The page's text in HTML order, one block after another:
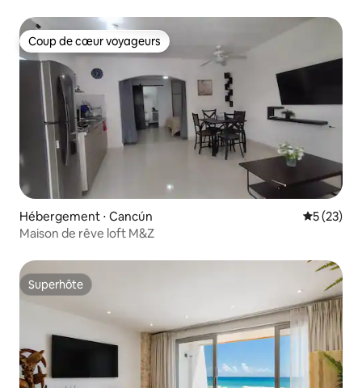
Coup de cœur voyageurs
Coup de cœur voyageurs
Hébergement ⋅ Cancún
5 (23)
Maison de rêve loft M&Z
Superhôte
Superhôte